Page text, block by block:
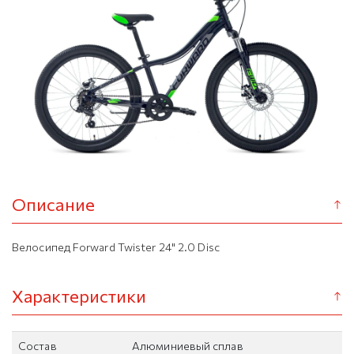
Описание
Велосипед Forward Twister 24" 2.0 Disc
Характеристики
Состав Алюминиевый сплав